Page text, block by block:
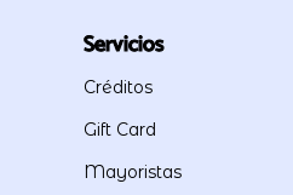
Servicios
Créditos
Gift Card
Mayoristas